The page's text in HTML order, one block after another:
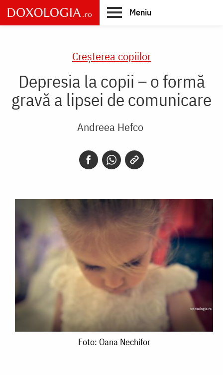
Skip
to
main
Meniu
Creşterea copiilor
Depresia la copii – o formă
gravă a lipsei de comunicare
Andreea Hefco
Foto: Oana Nechifor